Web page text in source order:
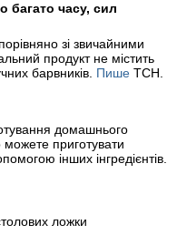
багато часу, сил
зі звичайними
продукт не містить
барвників. Пише ТСН.
домашнього
приготувати
інших інгредієнтів.
ложки